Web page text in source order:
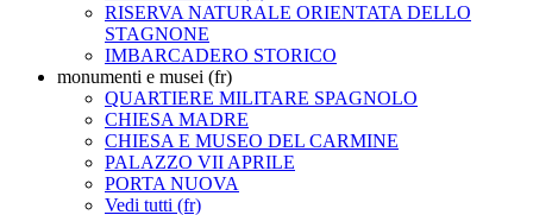
RISERVA NATURALE ORIENTATA DELLO
STAGNONE
IMBARCADERO STORICO
monumenti e musei (fr)
QUARTIERE MILITARE SPAGNOLO
CHIESA MADRE
CHIESA E MUSEO DEL CARMINE
PALAZZO VII APRILE
PORTA NUOVA
Vedi tutti (fr)